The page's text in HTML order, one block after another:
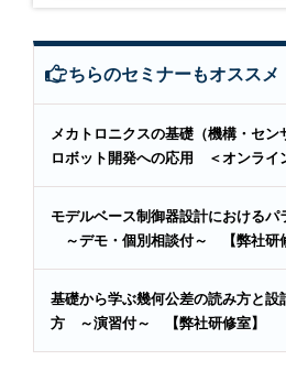
こちらのセミナーもオススメ
メカトロニクスの基礎（機構・セン
ロボット開発への応用 ＜オンライ
モデルベース制御器設計におけるパ
～デモ・個別相談付～ 【弊社研
基礎から学ぶ幾何公差の読み方と設
方 ～演習付～ 【弊社研修室】